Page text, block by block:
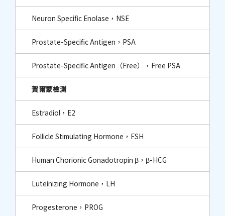
Neuron Specific Enolase，NSE
Prostate-Specific Antigen，PSA
Prostate-Specific Antigen（Free），Free PSA
賀爾蒙檢測
Estradiol，E2
Follicle Stimulating Hormone，FSH
Human Chorionic Gonadotropin β，β-HCG
Luteinizing Hormone，LH
Progesterone，PROG